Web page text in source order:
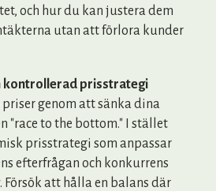
och hur du kan justera dem
utan att förlora kunder
kontrollerad prisstrategi
priser genom att sänka dina
"race to the bottom." I stället
prisstrategi som anpassar
efterfrågan och konkurrens
att hålla en balans där